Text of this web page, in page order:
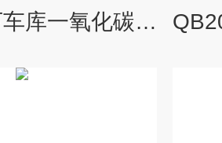
QB10N地下车库一氧化碳浓度自动检测报警控制装置